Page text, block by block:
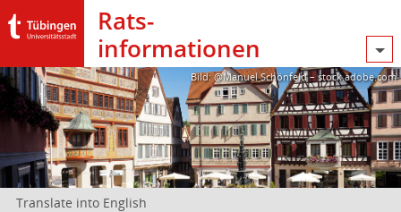
Rats­
informationen
Bild: @Manuel Schönfeld – stock.adobe.com
Translate into English